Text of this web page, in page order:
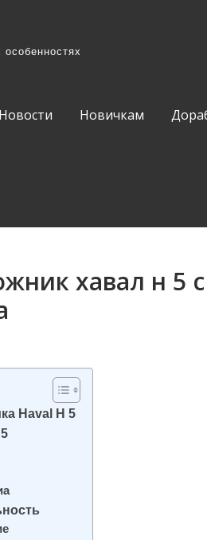
Новости Новичкам
хавал н 5
Haval Н 5